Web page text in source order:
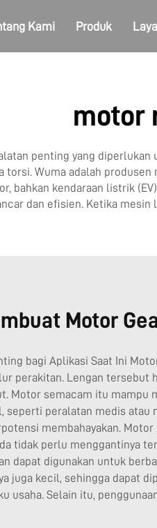
Kami Produk
motor
penting yang
torsi. Wuma adalah
bahkan kendaraan listrik
dan efisien. Ketika
Motor
bagi Aplikasi Saat Ini
perakitan. Lengan
Motor semacam itu mampu
seperti peralatan medis
membahayakan.
tidak perlu menggantinya
dapat digunakan untuk
juga kecil, sehingga dapat
usaha. Selain itu,